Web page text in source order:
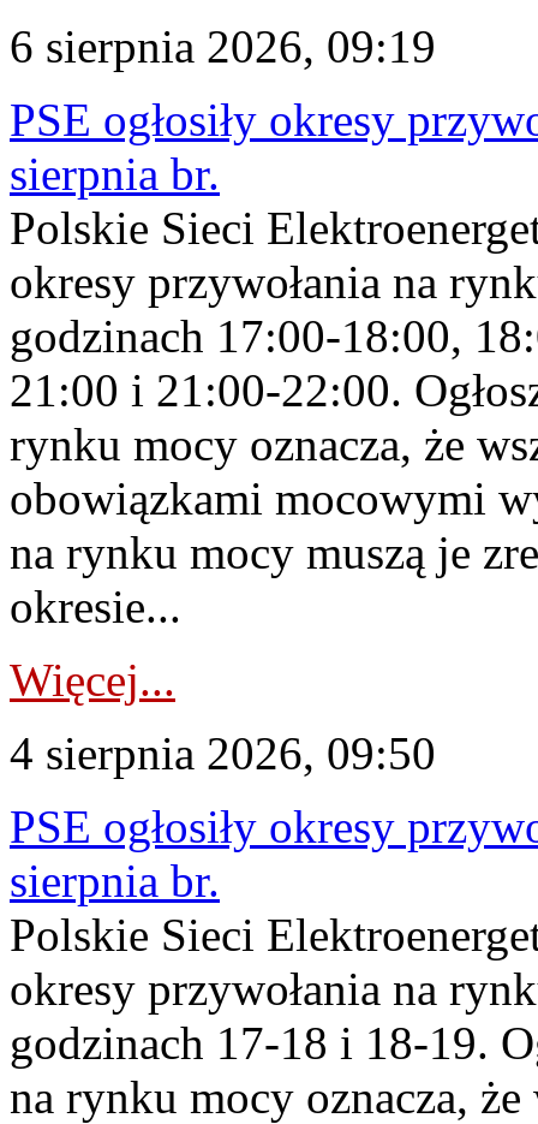
6 sierpnia 2026, 09:19
PSE ogłosiły okresy
sierpnia br.
Polskie Sieci
okresy przywołania na
godzinach 17:00-18:00,
21:00 i 21:00-22:00.
rynku mocy oznacza, że
obowiązkami mocowymi
na rynku mocy muszą je
okresie...
Więcej...
4 sierpnia 2026, 09:50
PSE ogłosiły okresy
sierpnia br.
Polskie Sieci
okresy przywołania na
godzinach 17-18 i 18-19.
na rynku mocy oznacza,